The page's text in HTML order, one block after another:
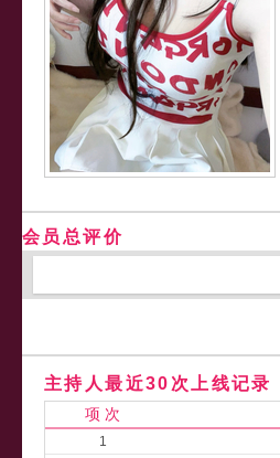
会员总评价
主持人最近30次上线记录
项 次
1